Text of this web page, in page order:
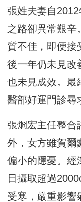
張姓夫妻自
之路卻異常艱辛
質不佳，即便接
後一年仍未見改
也未見成效。最
醫部好運門診尋
張烱宏主任整合
外，女方雖賀爾
偏小的隱憂。經
日攝取超過
受寒，嚴重影響